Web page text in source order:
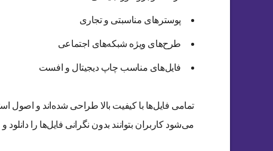
پوسترهای مناسبتی و تجاری
طرح‌های ویژه شبکه‌های اجتماعی
فایل‌های مناسب چاپ دیجیتال و افست
تمامی فایل‌ها با کیفیت بالا طراحی شده‌اند و
می‌شود کاربران بتوانند بدون نگرانی فایل‌ها را